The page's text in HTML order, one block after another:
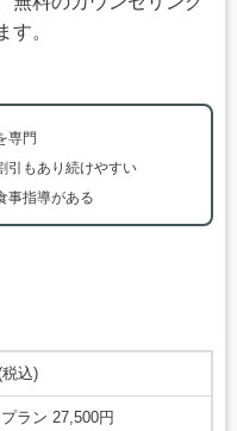
す。
専門
引もあり続けやすい
事指導がある
込)
ラン 27,500円